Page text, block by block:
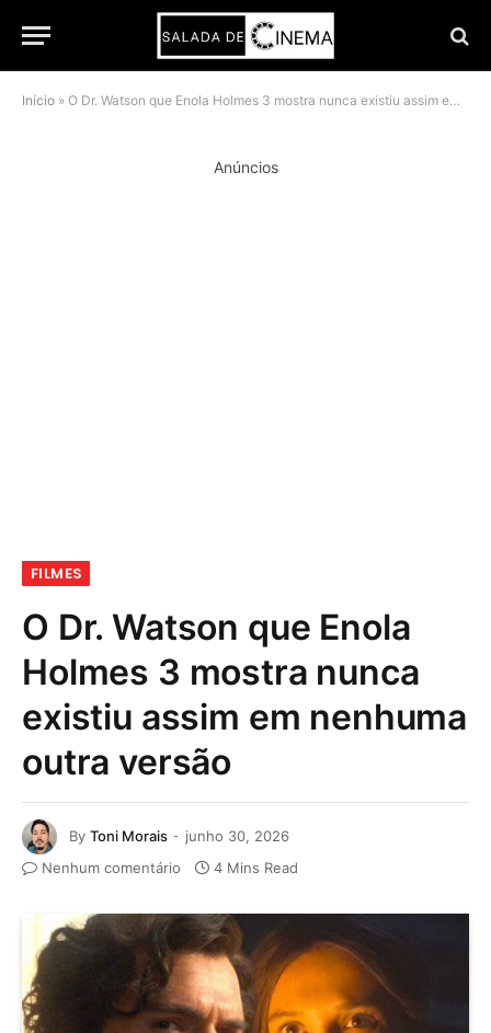
Início » O Dr. Watson que Enola Holmes 3 mostra nunca existiu assim em nenhuma outra versão
Anúncios
FILMES
O Dr. Watson que Enola
Holmes 3 mostra nunca
existiu assim em nenhuma
outra versão
By Toni Morais
junho 30, 2026
Nenhum comentário
4 Mins Read